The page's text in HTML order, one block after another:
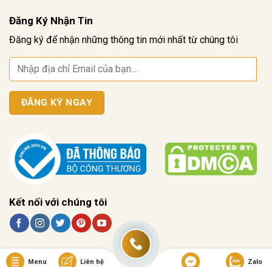
Đăng Ký Nhận Tin
Đăng ký để nhận những thông tin mới nhất từ chúng tôi
Kết nối với chúng tôi
Menu Liên hệ Zalo